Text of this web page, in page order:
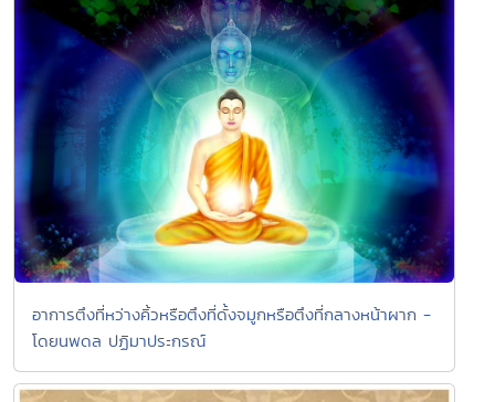
อาการตึงที่หว่างคิ้วหรือตึงที่ดั้งจมูกหรือตึงที่กลางหน้าผาก -
โดยนพดล ปฏิมาประกรณ์